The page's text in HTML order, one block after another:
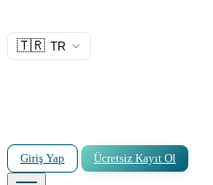
🇹🇷 TR
Giriş Yap Ücretsiz Kayıt Ol